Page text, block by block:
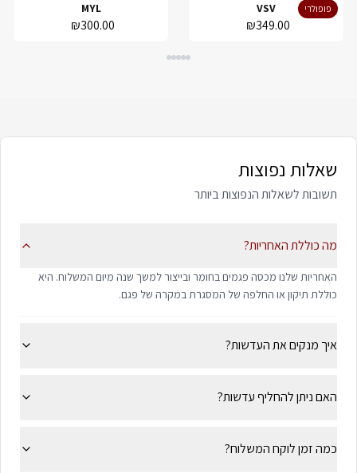
פופולרי VSV
₪349.00
MYL
₪300.00
שאלות נפוצות
תשובות לשאלות הנפוצות ביותר
מה כוללת האחריות?
האחריות שלנו מכסה פגמים בחומר ובייצור למשך שנה מיום המשלוח. היא
כוללת תיקון או החלפה של המסגרת במקרה של פגם.
איך מנקים את העדשות?
האם ניתן להחליף עדשות?
כמה זמן לוקח המשלוח?